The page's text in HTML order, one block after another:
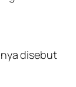
disebut